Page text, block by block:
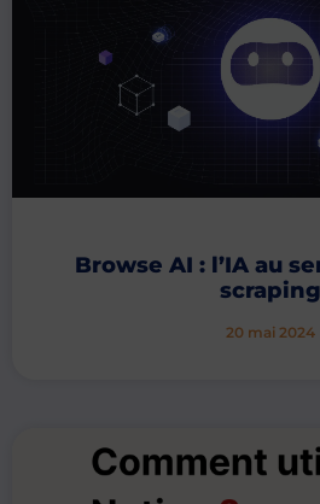
Browse AI : l’IA au
scraping
20 mai 2024